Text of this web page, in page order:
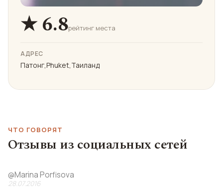
★ 6.8рейтинг места
АДРЕС
Патонг,Phuket,Таиланд
ЧТО ГОВОРЯТ
Отзывы из социальных сетей
@Marina Porfisova
28.07.2016